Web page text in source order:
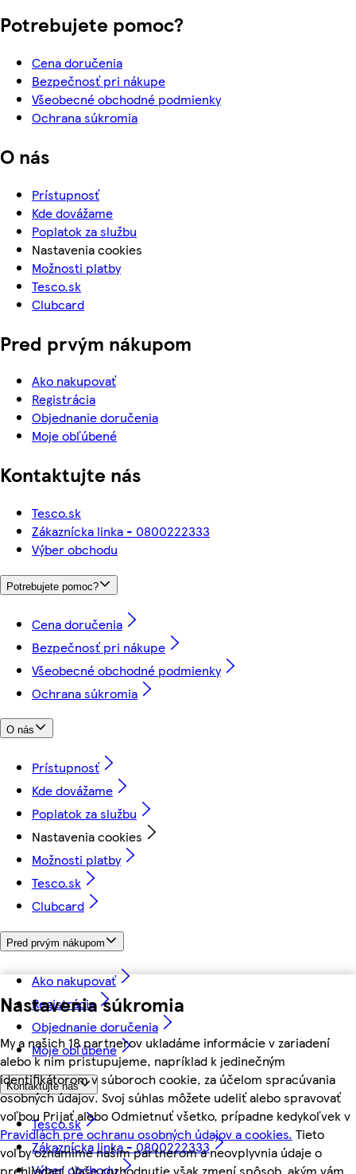
Nastavenia súkromia
My a našich 18 partnerov ukladáme informácie v zariadení
alebo k nim pristupujeme, napríklad k jedinečným
identifikátorom v súboroch cookie, za účelom spracúvania
osobných údajov. Svoj súhlas môžete udeliť alebo spravovať
voľbou Prijať alebo Odmietnuť všetko, prípadne kedykoľvek v
Pravidlách pre ochranu osobných údajov a cookies. Tieto
voľby oznámime našim partnerom a neovplyvnia údaje o
prehliadaní. Vaše rozhodnutie však zmení spôsob, akým vám
Potrebujete pomoc?
Cena doručenia
Bezpečnosť pri nákupe
Všeobecné obchodné podmienky
Ochrana súkromia
O nás
Prístupnosť
Kde dovážame
Poplatok za službu
Nastavenia cookies
Možnosti platby
Tesco.sk
Clubcard
Pred prvým nákupom
Ako nakupovať
Registrácia
Objednanie doručenia
Moje obľúbené
Kontaktujte nás
Tesco.sk
Zákaznícka linka - 0800222333
Výber obchodu
Potrebujete pomoc?
Cena doručenia
Bezpečnosť pri nákupe
Všeobecné obchodné podmienky
Ochrana súkromia
O nás
Prístupnosť
Kde dovážame
Poplatok za službu
Nastavenia cookies
Možnosti platby
Tesco.sk
Clubcard
Pred prvým nákupom
Ako nakupovať
Registrácia
Objednanie doručenia
Moje obľúbené
Kontaktujte nás
Tesco.sk
Zákaznícka linka - 0800222333
Výber obchodu